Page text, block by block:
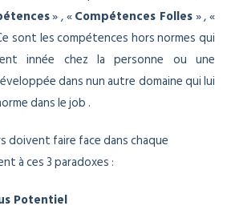
» , «Compétences Folles» , «
sont les compétences hors normes qui
innée chez la personne ou une
dans nun autre domaine qui lui
dans le job .
doivent faire face dans chaque
à ces 3 paradoxes :
Potentiel